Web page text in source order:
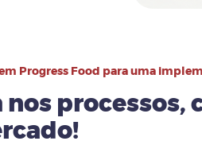
Progress Food para uma
nos